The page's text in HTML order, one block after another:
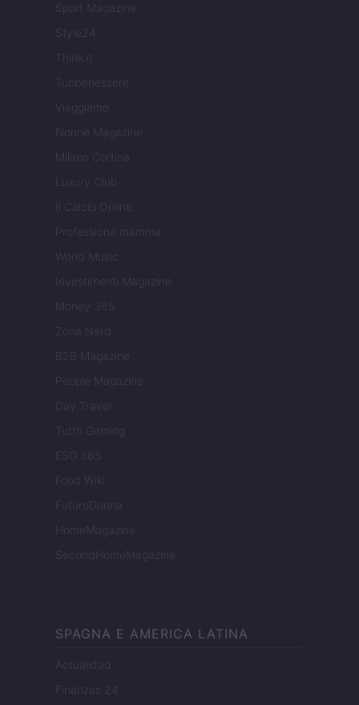
Sport Magazine
Style24
Think.it
Tuobenessere
Viaggiamo
Nonne Magazine
Milano Cortina
Luxury Club
Il Calcio Online
Professione mamma
World Music
Investimenti Magazine
Money 365
Zona Nerd
B2B Magazine
People Magazine
Day Travel
Tutto Gaming
ESG 365
Food Wiki
FuturoDonna
HomeMagazine
SecondHomeMagazine
SPAGNA E AMERICA LATINA
Actualidad
Finanzas 24